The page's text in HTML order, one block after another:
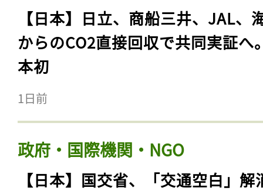
【日本】日立、商船三井、JAL、
からのCO2直接回収で共同実証へ
本初
1日前
政府・国際機関・NGO
【日本】国交省、「交通空白」解